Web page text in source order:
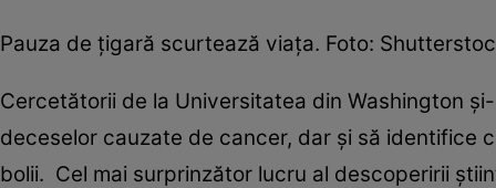
Pauza de țigară scurtează viața. Foto:
Cercetătorii de la Universitatea din Washington
deceselor cauzate de cancer, dar și să identifice
bolii. Cel mai surprinzător lucru al descoperirii